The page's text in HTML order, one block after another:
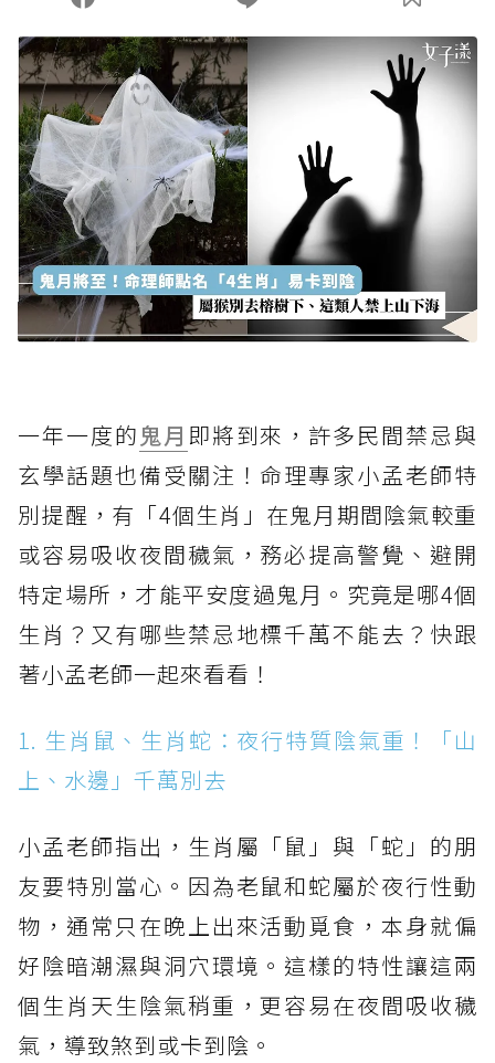
一年一度的鬼月 即將到來，許多民間禁忌與
玄學話題也備受關注！命理專家小孟老師特
別提醒，有「4個生肖」在鬼月期間陰氣較重
或容易吸收夜間穢氣，務必提高警覺、避開
特定場所，才能平安度過鬼月。究竟是哪4個
生肖？又有哪些禁忌地標千萬不能去？快跟
著小孟老師一起來看看！
1. 生肖鼠、生肖蛇：夜行特質陰氣重！「山
上、水邊」千萬別去
小孟老師指出，生肖屬「鼠」與「蛇」的朋
友要特別當心。因為老鼠和蛇屬於夜行性動
物，通常只在晚上出來活動覓食，本身就偏
好陰暗潮濕與洞穴環境。這樣的特性讓這兩
個生肖天生陰氣稍重，更容易在夜間吸收穢
氣，導致煞到或卡到陰。